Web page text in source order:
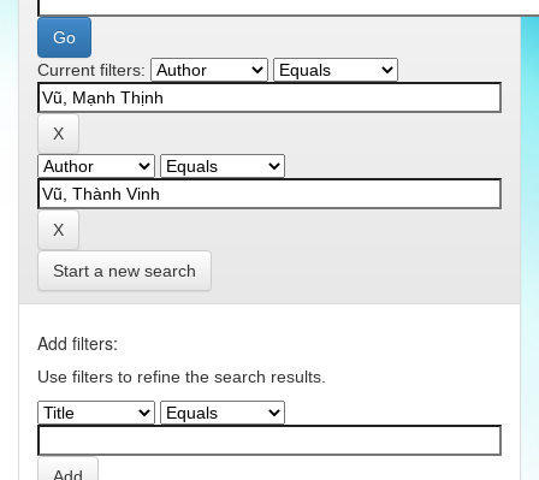
Current filters:
Start a new search
Add filters:
Use filters to refine the search results.